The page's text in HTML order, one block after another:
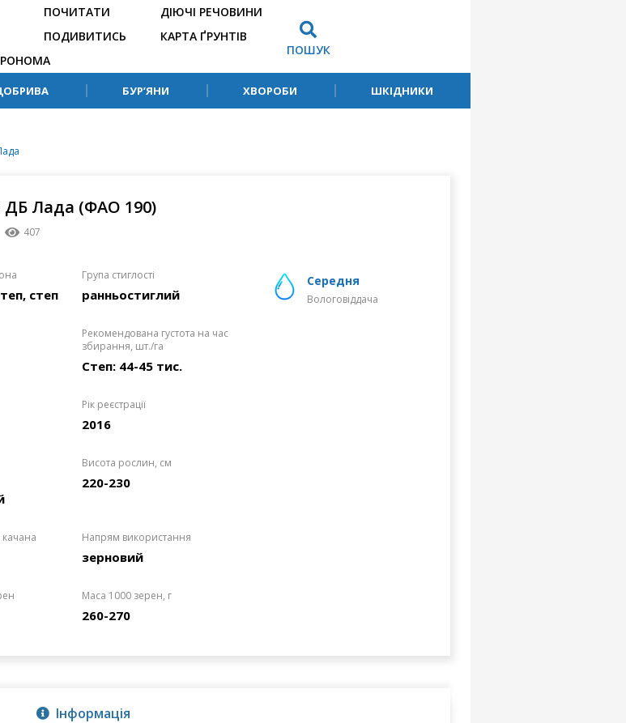
ПОЧИТАТИ
ПОДИВИТИСЬ
ДІЮЧІ РЕЧОВИНИ
КАРТА ҐРУНТІВ
ПОШУК
БУР’ЯНИ ХВОРОБИ ШКІДНИКИ
ДБ Лада (ФАО 190)
407
степ
Група стиглості
ранньостиглий
Рекомендована густота на час
збирання, шт./га
Степ: 44-45 тис.
Рік реєстрації
2016
Висота рослин, см
220-230
Напрям використання
зерновий
Маса 1000 зерен, г
260-270
середня
Вологовіддача
Інформація